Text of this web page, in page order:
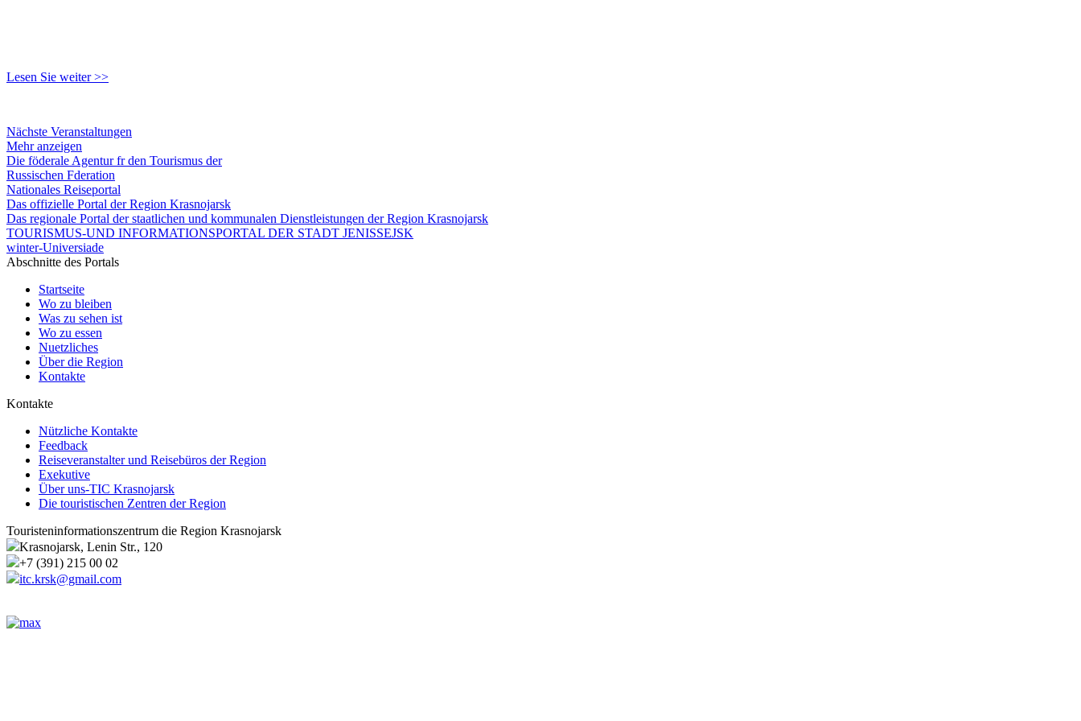
Lesen Sie weiter >>
Nächste Veranstaltungen
Mehr anzeigen
Die föderale Agentur fr den Tourismus der
Russischen Fderation
Nationales Reiseportal
Das offizielle Portal der Region Krasnojarsk
Das regionale Portal der staatlichen und kommunalen Dienstleistungen der Region Krasnojarsk
TOURISMUS-UND INFORMATIONSPORTAL DER STADT JENISSEJSK
winter-Universiade
Abschnitte des Portals
Startseite
Wo zu bleiben
Was zu sehen ist
Wo zu essen
Nuetzliches
Über die Region
Kontakte
Kontakte
Nützliche Kontakte
Feedback
Reiseveranstalter und Reisebüros der Region
Exekutive
Über uns-TIC Krasnojarsk
Die touristischen Zentren der Region
Touristeninformationszentrum die Region Krasnojarsk
Krasnojarsk, Lenin Str., 120
+7 (391) 215 00 02
itc.krsk@gmail.com